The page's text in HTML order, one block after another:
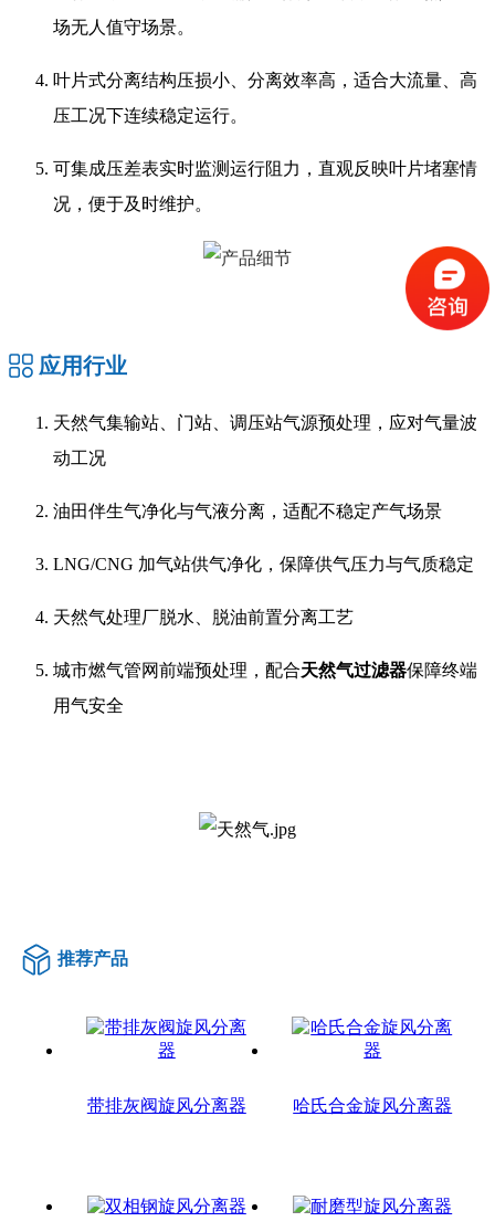
场无人值守场景。
叶片式分离结构压损小、分离效率高，适合大流量、高
压工况下连续稳定运行。
可集成压差表实时监测运行阻力，直观反映叶片堵塞情
况，便于及时维护。
应用行业
天然气集输站、门站、调压站气源预处理，应对气量波
动工况
油田伴生气净化与气液分离，适配不稳定产气场景
LNG/CNG 加气站供气净化，保障供气压力与气质稳定
天然气处理厂脱水、脱油前置分离工艺
城市燃气管网前端预处理，配合天然气过滤器保障终端
用气安全
推荐产品
带排灰阀旋风分离器 哈氏合金旋风分离器